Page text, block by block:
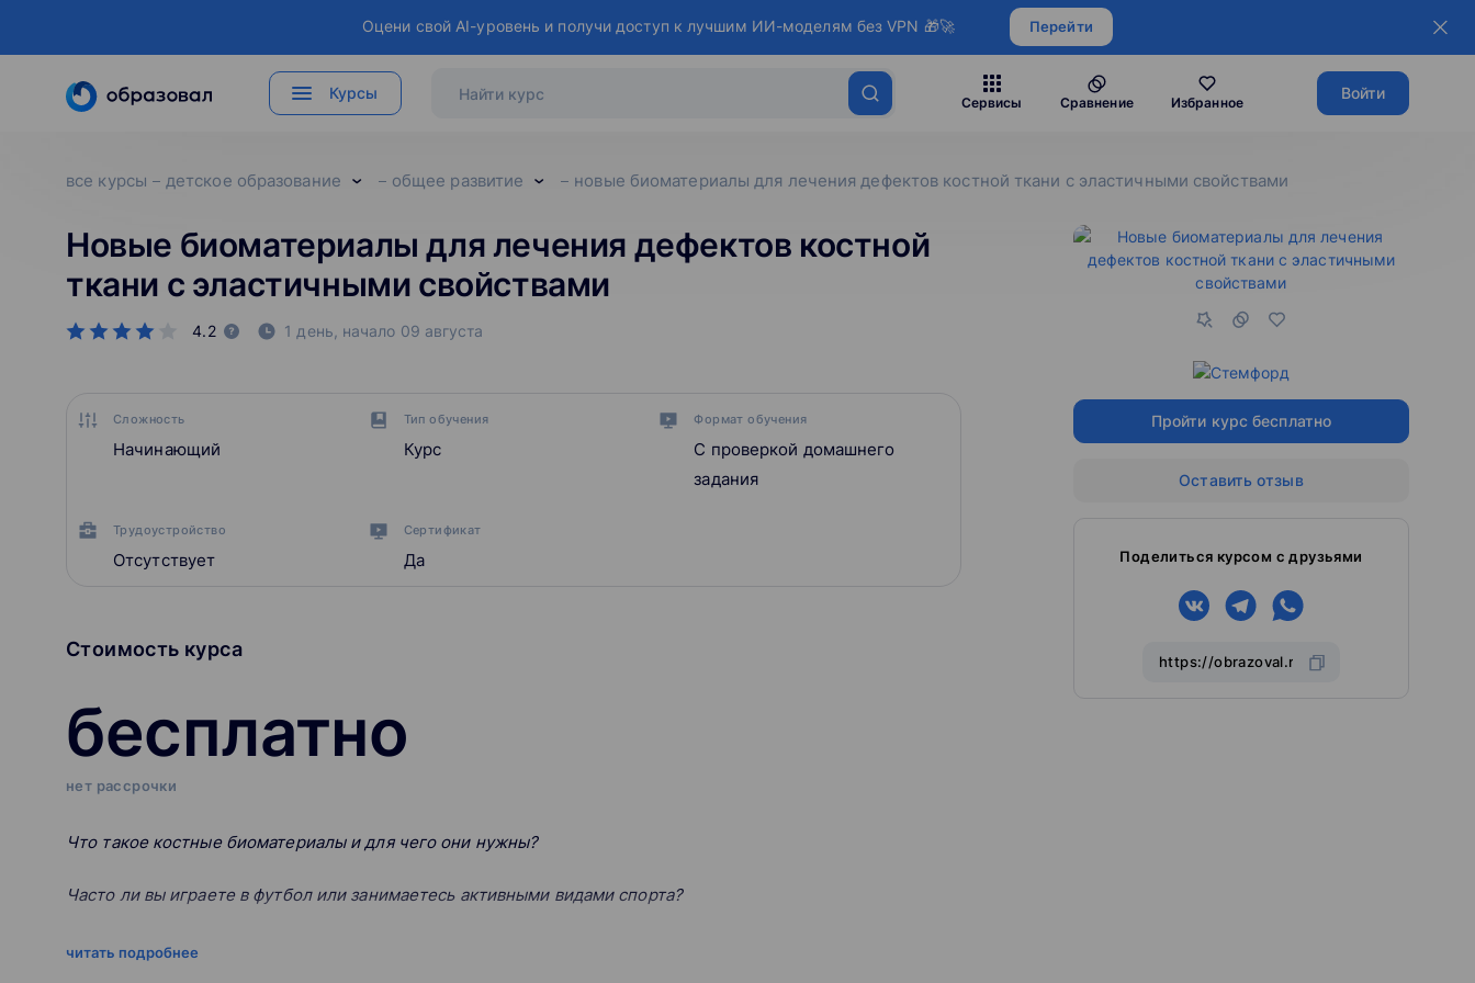
Оцени свой AI-уровень и получи доступ к лучшим ИИ-моделям без VPN 🎁🚀 Перейти
Курсы
Сервисы Сравнение Избранное
Войти
все курсы детское образование общее развитие новые биоматериалы для лечения дефектов костной ткани с эластичными свойствами
Новые биоматериалы для лечения дефектов костной
ткани с эластичными свойствами
4.2 1 день, начало 09 августа
Сложность
Начинающий
Тип обучения
Курс
Формат обучения
С проверкой домашнего
задания
Трудоустройство
Отсутствует
Сертификат
Да
Стоимость курса
бесплатно
нет рассрочки
Что такое костные биоматериалы и для чего они нужны?
Часто ли вы играете в футбол или занимаетесь активными видами спорта?
Получали ли вы травмы при игре?
читать подробнее
Пройти курс бесплатно
Оставить отзыв
Поделиться курсом с друзьями